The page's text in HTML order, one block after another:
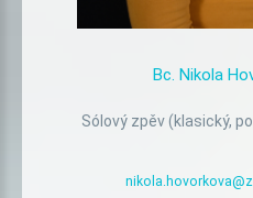
Bc. Nikola
Sólový zpěv (klasický,